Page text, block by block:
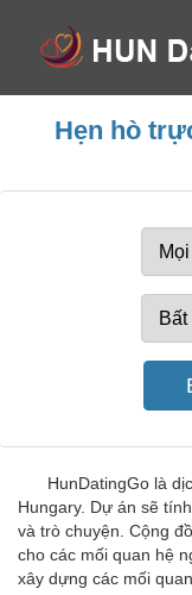
Hẹn hò
HunDatingGo là
Hungary. Dự án sẽ
và trò chuyện. Cộng
cho các mối quan hệ
xây dựng các mối